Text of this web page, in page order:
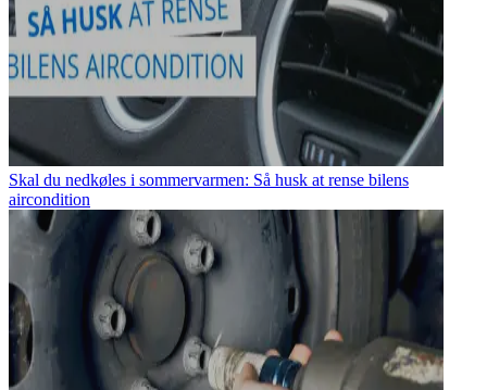
Skal du nedkøles i sommervarmen: Så husk at rense bilens
aircondition